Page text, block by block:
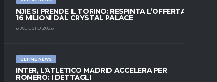
NJIE SI PRENDE IL TORINO: RESPINTA L’OFFERTA DI
16 MILIONI DAL CRYSTAL PALACE
6 AGOSTO 2026
ULTIME NEWS
INTER, L’ATLETICO MADRID ACCELERA PER
ROMERO: I DETTAGLI